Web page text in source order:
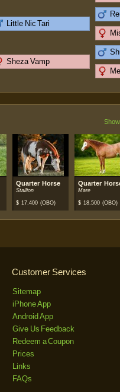
Little Nic Tari
Sheza Vamp
Quarter Horse
Stallion
$ 17.400 (OBO)
Quarter
Mare
$ 18.500 (OBO)
Customer Services
Sitemap
iPhone App
Android App
Give Us Feedback
Redeem a Coupon
Prices
Links
FAQs